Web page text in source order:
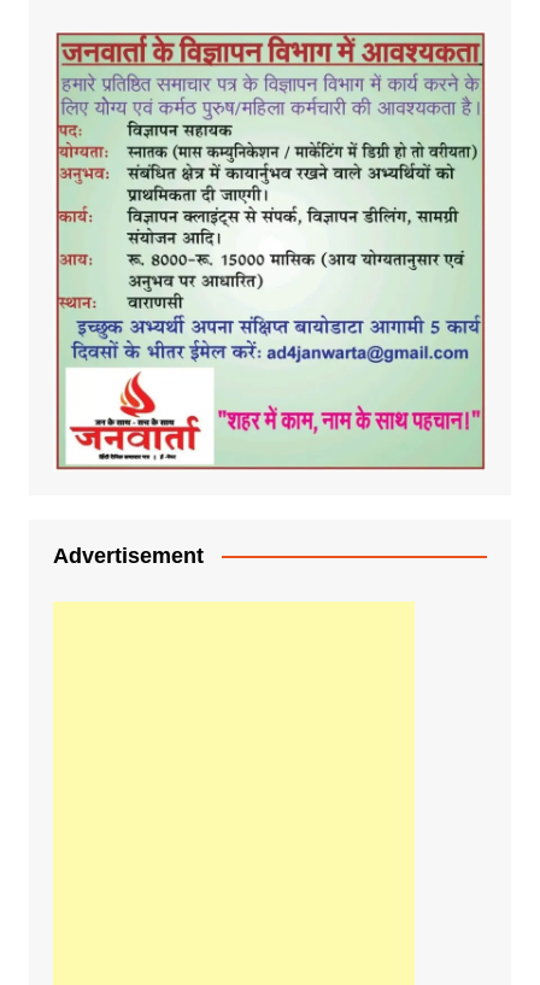
Advertisement